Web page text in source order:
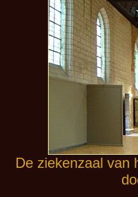
De ziekenzaal van